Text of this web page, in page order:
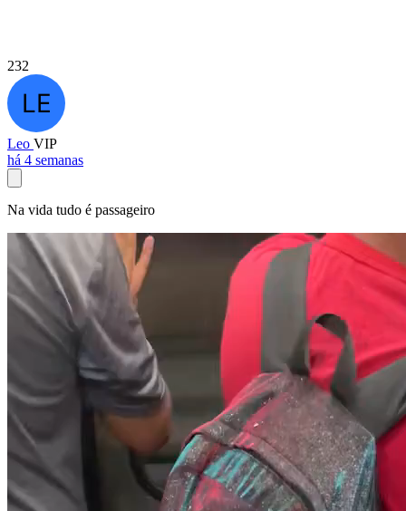
232
Leo VIP
há 4 semanas
Na vida tudo é passageiro